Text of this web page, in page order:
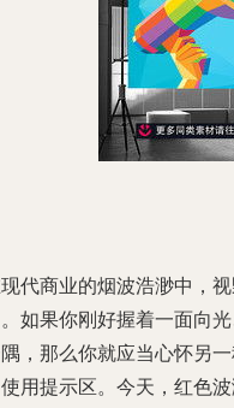
代商业的烟波浩渺中，
如果你刚好握着一面向
，那么你就应当心怀另
用提示区。今天，红色